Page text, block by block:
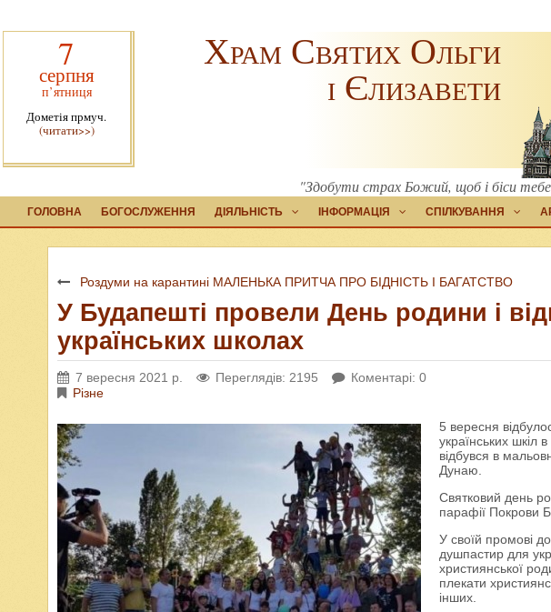
7
серпня
п’ятниця
Дометія прмуч.
(читати>>)
Храм Святих Ольги
і Єлизавети
"Здобути страх Божий, щоб і біси
ГОЛОВНА БОГОСЛУЖЕННЯ ДІЯЛЬНІСТЬ ІНФОРМАЦІЯ СПІЛКУВАННЯ
Роздуми на карантині МАЛЕНЬКА ПРИТЧА ПРО БІДНІСТЬ І БАГАТСТВО
У Будапешті провели День родини і
українських школах
7 вересня 2021 р. Переглядів: 2195
Коментарі: 0
Різне
5 вересня
українських шкіл
відбувся в
Дунаю.
Святковий день
парафії Покрови
У своїй промові
душпастир для
християнської
плекати
інших.